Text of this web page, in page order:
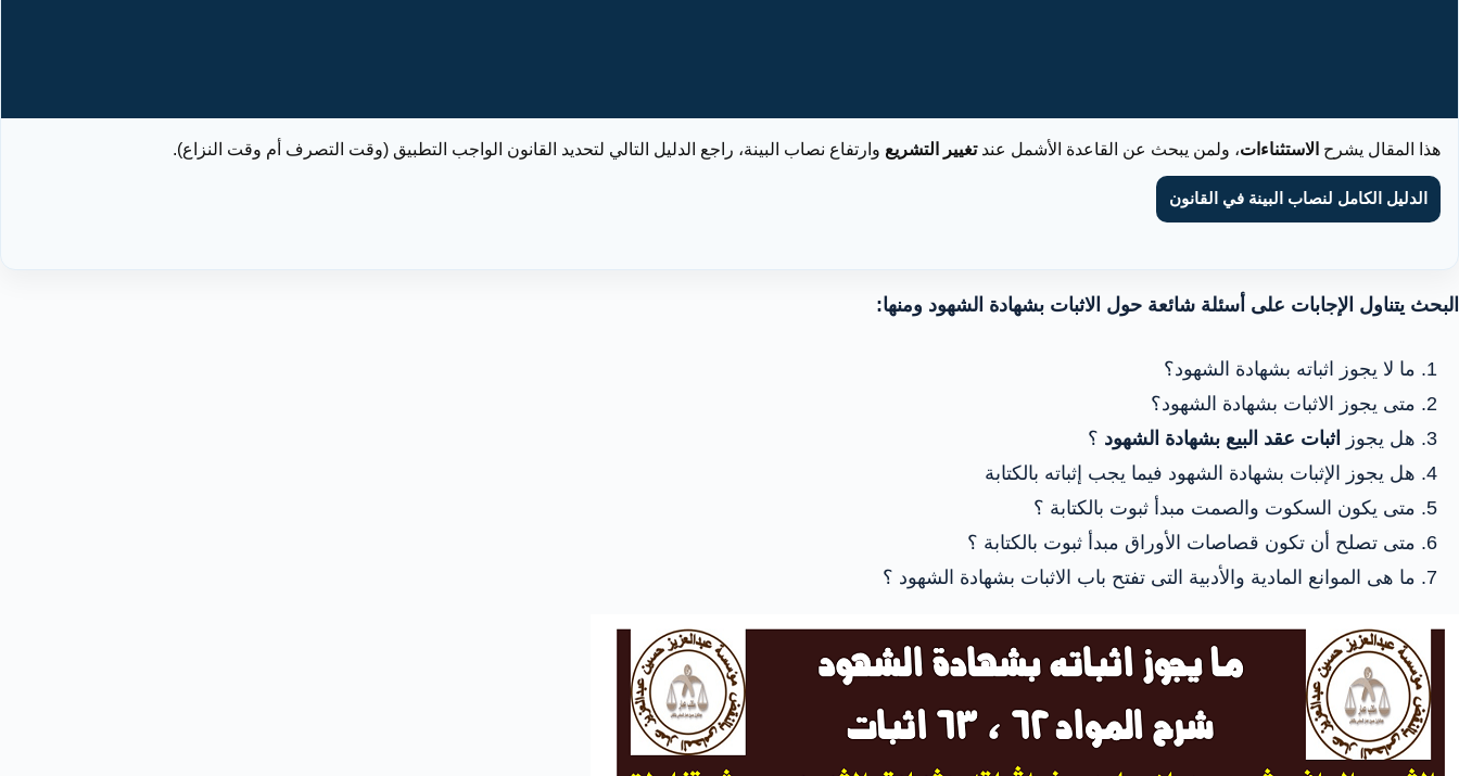
هذا المقال يشرح الاستثناءات، ولمن يبحث عن القاعدة الأشمل عندتغيير التشريع وارتفاع نصاب البينة، راجع الدليل التالي لتحديد القانون الواجب التطبيق (وقت التصرف أم وقت النزاع).
الدليل الكامل لنصاب البينة في القانون
البحث يتناول الإجابات على أسئلة شائعة حول الاثبات بشهادة الشهود ومنها:
ما لا يجوز اثباته بشهادة الشهود؟
متى يجوز الاثبات بشهادة الشهود؟
هل يجوز
اثبات عقد البيع بشهادة الشهود ؟
هل يجوز الإثبات بشهادة الشهود فيما يجب إثباته بالكتابة
متى يكون السكوت والصمت مبدأ ثبوت بالكتابة ؟
متى تصلح أن تكون قصاصات الأوراق مبدأ ثبوت بالكتابة ؟
ما هى الموانع المادية والأدبية التى تفتح باب الاثبات بشهادة الشهود ؟